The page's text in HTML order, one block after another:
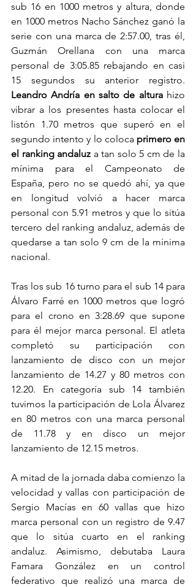
sub 16 en 1000 metros y altura, donde
en 1000 metros Nacho Sánchez ganó la
serie con una marca de 2:57.00, tras él,
Guzmán Orellana con una marca
personal de 3:05.85 rebajando en casi
Leandro Andría en salto de altura hizo
vibrar a los presentes hasta colocar el
listón 1.70 metros que superó en el
segundo intento y lo coloca primero en
el ranking andaluz a tan solo 5 cm de la
mínima para el Campeonato de
España, pero no se quedó ahí, ya que
en longitud volvió a hacer marca
personal con 5.91 metros y que lo sitúa
tercero del ranking andaluz, además de
quedarse a tan solo 9 cm de la mínima
nacional.
Tras los sub 16 turno para el sub 14 para
Álvaro Farré en 1000 metros que logró
para el crono en 3:28.69 que supone
para él mejor marca personal. El atleta
completó su participación con
lanzamiento de disco con un mejor
lanzamiento de 14.27 y 80 metros con
12.20. En categoría sub 14 también
tuvimos la participación de Lola Álvarez
en 80 metros con una marca personal
de 11.78 y en disco un mejor
lanzamiento de 12.15 metros.
A mitad de la jornada daba comienzo la
velocidad y vallas con participación de
Sergio Macías en 60 vallas que hizo
marca personal con un registro de 9.47
que lo sitúa cuarto en el ranking
andaluz. Asimismo, debutaba Laura
Famara González en un control
federativo que realizó una marca de